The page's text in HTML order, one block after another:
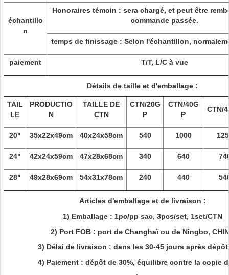
échantillo
n
Honoraires témoin : sera chargé, et peut être
commande passée.
temps de finissage : Selon l'échantillon,
paiement T/T, L/C à vue
Détails de taille et d'emballage :
TAIL
LE
PRODUCTIO
N
TAILLE DE
CTN
CTN/20G
P
CTN/40G
P
CTN/
20" 35x22x49cm 40x24x58cm 540 1000
24" 42x24x59cm 47x28x68cm 340 640
28" 49x28x69cm 54x31x78cm 240 440
Articles d'emballage et de livraison :
1) Emballage : 1pc/pp sac, 3pcs/set, 1set/CTN
2) Port FOB : port de Changhaï ou de Ningbo,
3) Délai de livraison : dans les 30-45 jours après
4) Paiement : dépôt de 30%, équilibre contre la copie